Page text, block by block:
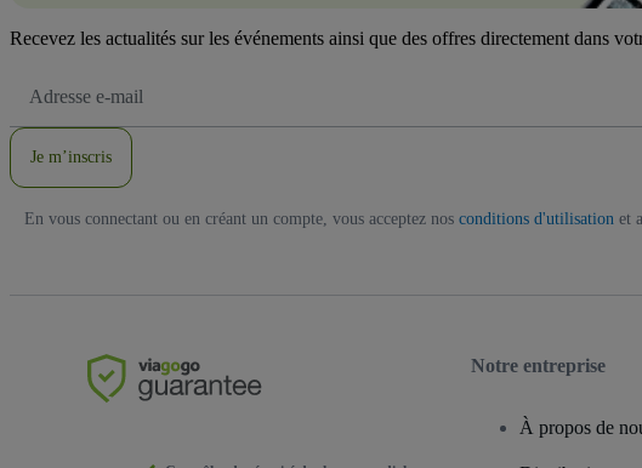
Recevez les actualités sur les événements ainsi que des offres directement dans
e-
Je m’inscris
En vous connectant ou en créant un compte, vous acceptez nos conditions d'utilisation et
Notre entreprise
À propos de